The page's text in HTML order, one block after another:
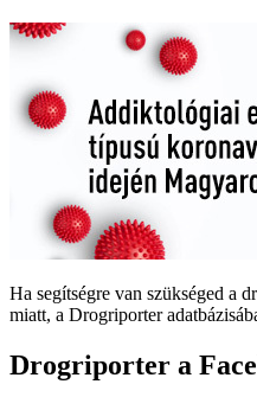
Ha segítségre van szükséged a
miatt, a Drogriporter
Drogriporter a